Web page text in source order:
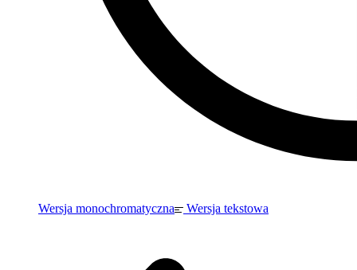
Wersja monochromatyczna Wersja tekstowa